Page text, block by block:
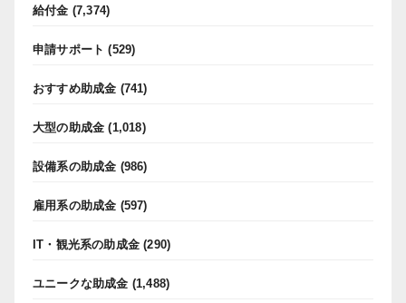
給付金 (7,374)
申請サポート (529)
おすすめ助成金 (741)
大型の助成金 (1,018)
設備系の助成金 (986)
雇用系の助成金 (597)
IT・観光系の助成金 (290)
ユニークな助成金 (1,488)